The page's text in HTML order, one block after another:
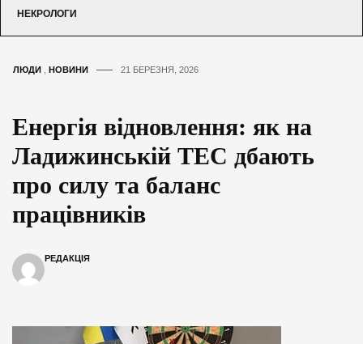
НЕКРОЛОГИ
ЛЮДИ НОВИНИ 21 БЕРЕЗНЯ, 2026
Енергія відновлення: як на
Ладижинській ТЕС дбають
про силу та баланс
працівників
РЕДАКЦІЯ